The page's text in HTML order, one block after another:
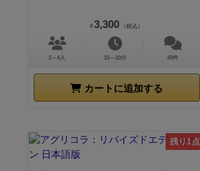
¥ 3,300 （税込）
2～4人 15～20分 49件
カートに追加する
残り1点